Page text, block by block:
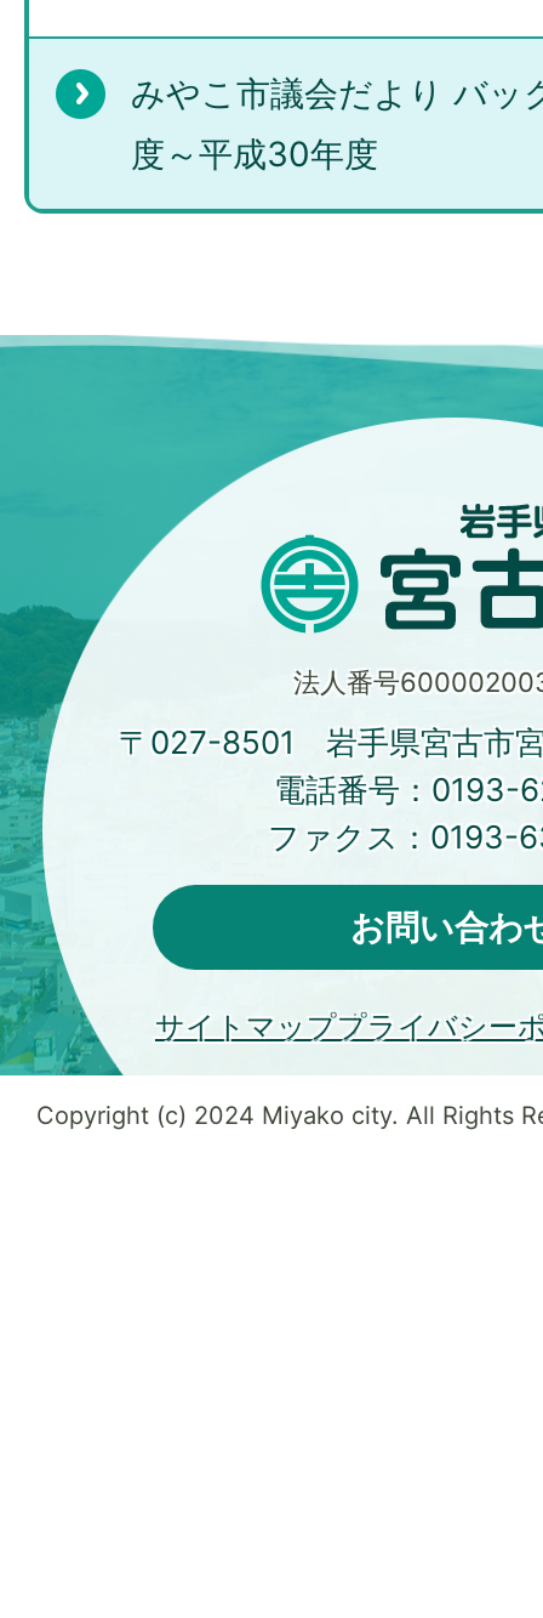
みやこ市議会だより バッ
度～平成30年度
法人番号
〒027-8501 岩手県宮古市
電話番号： 0193-
ファクス： 0193-
お問い合わ
サイトマッププライバシー
Copyright (c) 2024 Miyako city. All Rights